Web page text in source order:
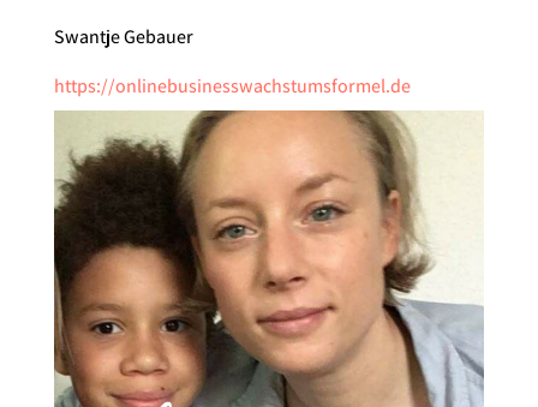
Swantje Gebauer
https://onlinebusinesswachstumsformel.de